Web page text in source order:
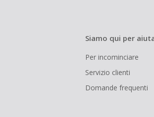
Siamo qui per
Per incominciare
Servizio clienti
Domande frequenti